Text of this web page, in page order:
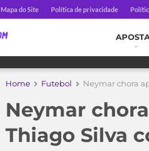
Mapa do Site Política de privacidade
Home Futebol Neymar chora
Neymar
Thiago Silva